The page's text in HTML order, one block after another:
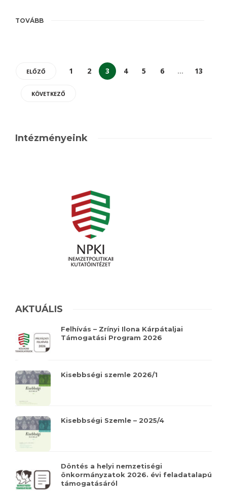
TOVÁBB
ELŐZŐ 1 2 3 4 5 6 … 13
KÖVETKEZŐ
Intézményeink
AKTUÁLIS
Felhívás – Zrínyi Ilona Kárpátaljai
Támogatási Program 2026
Kisebbségi szemle 2026/1
Kisebbségi Szemle – 2025/4
Döntés a helyi nemzetiségi
önkormányzatok 2026. évi feladatalapú
támogatásáról